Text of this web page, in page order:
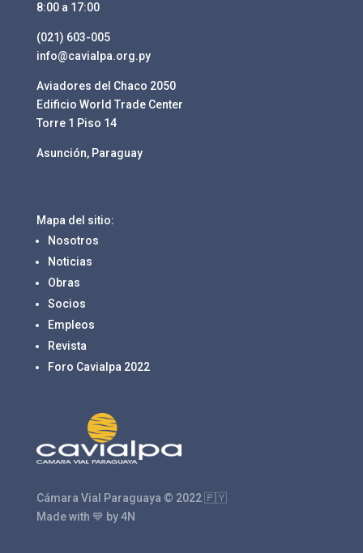
8:00 a 17:00
(021) 603-005
info@cavialpa.org.py
Aviadores del Chaco 2050
Edificio World Trade Center
Torre 1 Piso 14
Asunción, Paraguay
Mapa del sitio:
Nosotros
Noticias
Obras
Socios
Empleos
Revista
Foro Cavialpa 2022
Cámara Vial Paraguaya © 2022 🇵🇾
Made with 💙 by 4N